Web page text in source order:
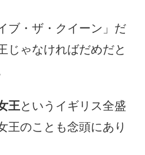
ブ・ザ・クイーン」だ
じゃなければだめだと
王というイギリス全盛
王のことも念頭にあり